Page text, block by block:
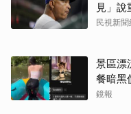
見」
民視新聞
景區漂
餐暗黑
尺度」
鏡報